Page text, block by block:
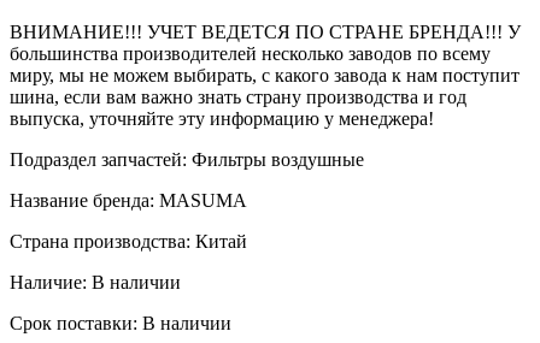
ВНИМАНИЕ!!! УЧЕТ ВЕДЕТСЯ ПО СТРАНЕ БРЕНДА!!! У
большинства производителей несколько заводов по всему
миру, мы не можем выбирать, с какого завода к нам поступит
шина, если вам важно знать страну производства и год
выпуска, уточняйте эту информацию у менеджера!
Подраздел запчастей: Фильтры воздушные
Название бренда: MASUMA
Страна производства: Китай
Наличие: В наличии
Срок поставки: В наличии